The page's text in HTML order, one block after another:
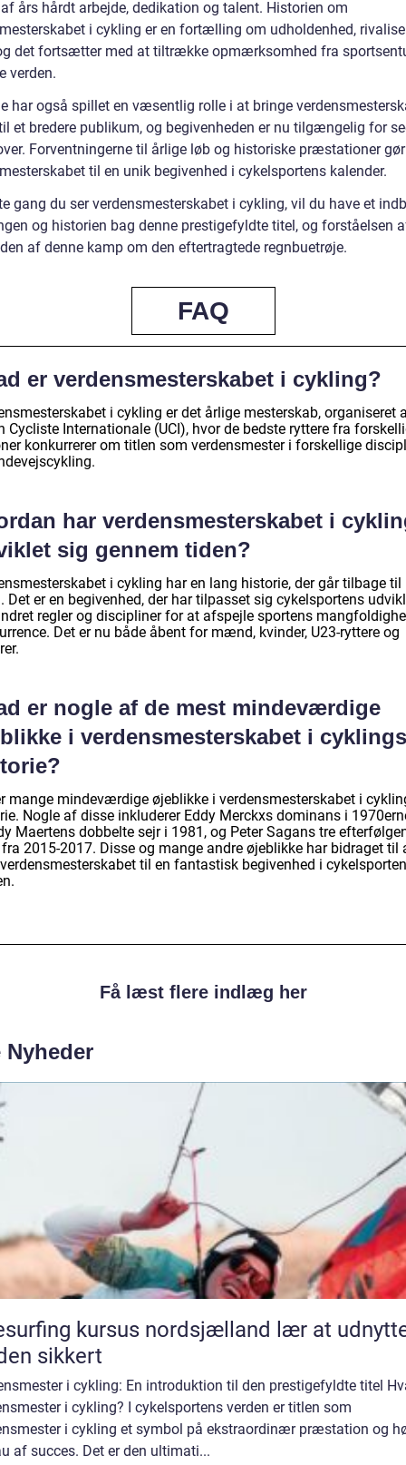
års hårdt arbejde, dedikation og talent. Historien om
i cykling er en fortælling om udholdenhed,
det fortsætter med at tiltrække opmærksomhed fra
verden.
har også spillet en væsentlig rolle i at bringe
et bredere publikum, og begivenheden er nu tilgængelig for
Forventningerne til årlige løb og historiske præstationer gør
til en unik begivenhed i cykelsportens kalender.
gang du ser verdensmesterskabet i cykling, vil du have et
og historien bag denne prestigefyldte titel, og forståelsen
af denne kamp om den eftertragtede regnbuetrøje.
FAQ
er verdensmesterskabet i cykling?
i cykling er det årlige mesterskab, organiseret
Cycliste Internationale (UCI), hvor de bedste ryttere fra
konkurrerer om titlen som verdensmester i forskellige
har verdensmesterskabet i
sig gennem tiden?
i cykling har en lang historie, der går tilbage til
Det er en begivenhed, der har tilpasset sig cykelsportens
regler og discipliner for at afspejle sportens
Det er nu både åbent for mænd, kvinder, U23-ryttere og
er nogle af de mest mindeværdige
i verdensmesterskabet i cyklings
mange mindeværdige øjeblikke i verdensmesterskabet i
Nogle af disse inkluderer Eddy Merckxs dominans i
Maertens dobbelte sejr i 1981, og Peter Sagans tre
2015-2017. Disse og mange andre øjeblikke har bidraget til
til en fantastisk begivenhed i
Få læst flere indlæg her
Nyheder
kursus nordsjælland lær at udnytte
sikkert
i cykling: En introduktion til den prestigefyldte titel
i cykling? I cykelsportens verden er titlen som
i cykling et symbol på ekstraordinær præstation og
af succes. Det er den ultimati...